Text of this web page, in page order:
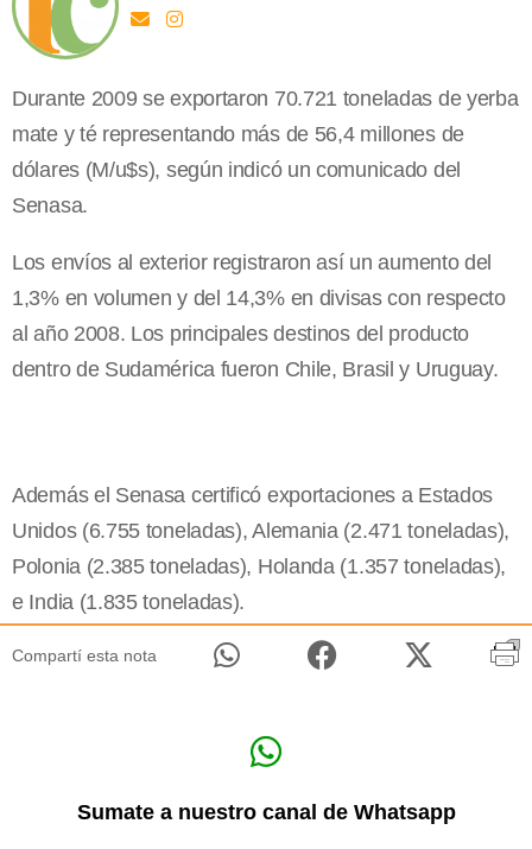
Durante 2009 se exportaron 70.721 toneladas de yerba
mate y té representando más de 56,4 millones de
dólares (M/u$s), según indicó un comunicado del
Senasa.
Los envíos al exterior registraron así un aumento del
1,3% en volumen y del 14,3% en divisas con respecto
al año 2008. Los principales destinos del producto
dentro de Sudamérica fueron Chile, Brasil y Uruguay.
Además el Senasa certificó exportaciones a Estados
Unidos (6.755 toneladas), Alemania (2.471 toneladas),
Polonia (2.385 toneladas), Holanda (1.357 toneladas),
e India (1.835 toneladas).
Compartí esta nota
Sumate a nuestro canal de Whatsapp